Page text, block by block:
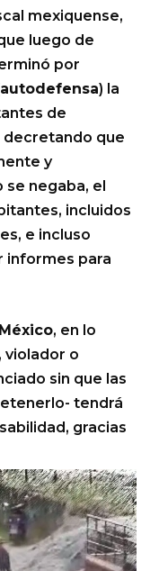
mexiquense,
luego de
por
autodefensa) la
de
decretando que
y
se negaba, el
incluidos
e incluso
informes para
, en lo
violador o
sin que las
tendrá
gracias